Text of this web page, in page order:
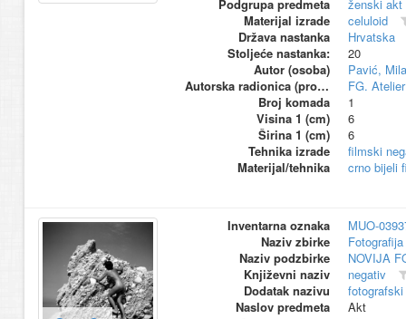
Podgrupa predmeta
ženski akt
Materijal izrade
celuloid
Država nastanka
Hrvatska
Stoljeće nastanka:
20
Autor (osoba)
Pavić,
Autorska radionica (proizvođač)
FG.
Broj komada
1
Visina 1 (cm)
6
Širina 1 (cm)
6
Tehnika izrade
filmski
Materijal/tehnika
crno bijeli
Inventarna oznaka
MUO-
Naziv zbirke
Naziv podzbirke
NOVIJA
Književni naziv
negativ
Dodatak nazivu
Naslov predmeta
Akt